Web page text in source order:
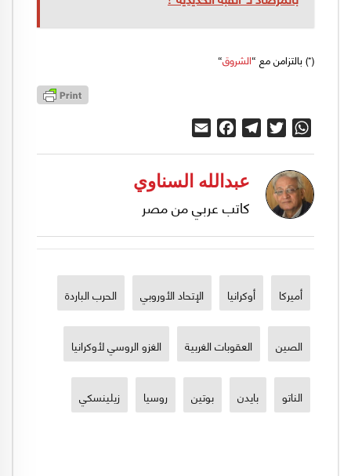
(*) بالتزامن مع “الشروق“
WhatsApp
Twitter
Telegram
Facebook
عبدالله السناوي
كاتب عربي من مصر
أميركا أوكرانيا الإتحاد الأوروبي الحرب الباردة
الصين العقوبات الغربية الغزو الروسي لأوكرانيا
الناتو بايدن بوتين روسيا زيلينسكي